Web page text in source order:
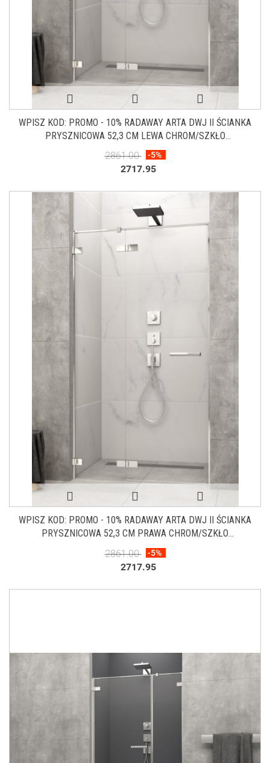
WPISZ KOD: PROMO - 10% RADAWAY ARTA DWJ II ŚCIANKA
PRYSZNICOWA 52,3 CM LEWA CHROM/SZKŁO
PRZEZROCZYSTE 386016-03-01L
2861.00 -5%
2717.95
WPISZ KOD: PROMO - 10% RADAWAY ARTA DWJ II ŚCIANKA
PRYSZNICOWA 52,3 CM PRAWA CHROM/SZKŁO
PRZEZROCZYSTE 386016-03-01R
2861.00 -5%
2717.95